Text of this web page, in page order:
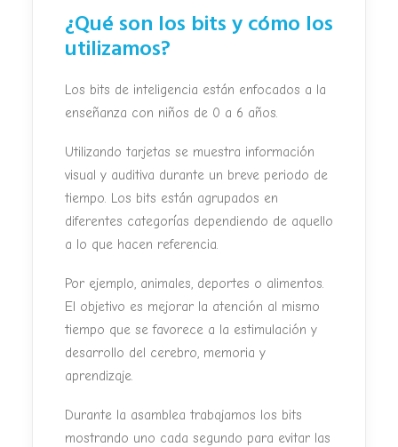
¿Qué son los bits y cómo los
utilizamos?
Los bits de inteligencia están enfocados a la
enseñanza con niños de 0 a 6 años.
Utilizando tarjetas se muestra información
visual y auditiva durante un breve periodo de
tiempo. Los bits están agrupados en
diferentes categorías dependiendo de aquello
a lo que hacen referencia.
Por ejemplo, animales, deportes o alimentos.
El objetivo es mejorar la atención al mismo
tiempo que se favorece a la estimulación y
desarrollo del cerebro, memoria y
aprendizaje.
Durante la asamblea trabajamos los bits
mostrando uno cada segundo para evitar las